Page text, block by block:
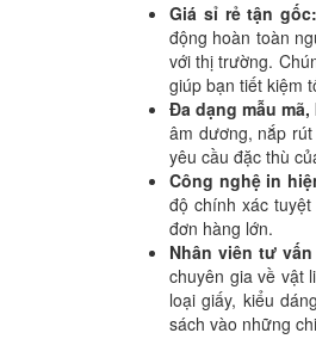
Giá sỉ rẻ tận gốc:
động hoàn toàn
với thị trường.
giúp bạn tiết kiệm
Đa dạng mẫu
âm dương, nắp
yêu cầu đặc thù
Công nghệ in
độ chính xác
đơn hàng lớn.
Nhân viên tư
chuyên gia về vật
loại giấy, kiểu
sách vào những